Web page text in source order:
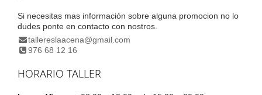
Si necesitas mas información sobre alguna promocion no lo
dudes ponte en contacto con nostros.
tallereslaacena@gmail.com
976 68 12 16
HORARIO TALLER